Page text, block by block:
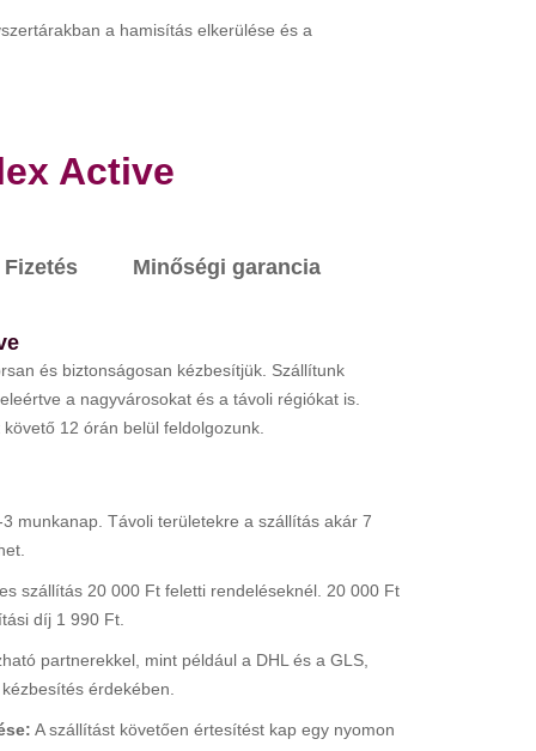
a hamisítás elkerülése és a
Active
Fizetés Minőségi garancia
és biztonságosan kézbesítjük. Szállítunk
a nagyvárosokat és a távoli régiókat is.
12 órán belül feldolgozunk.
munkanap. Távoli területekre a szállítás akár 7
szállítás 20 000 Ft feletti rendeléseknél. 20 000 Ft
díj 1 990 Ft.
partnerekkel, mint például a DHL és a GLS,
érdekében.
A szállítást követően értesítést kap egy nyomon